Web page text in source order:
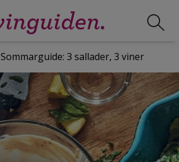
Sommarguide: 3 sallader, 3 viner